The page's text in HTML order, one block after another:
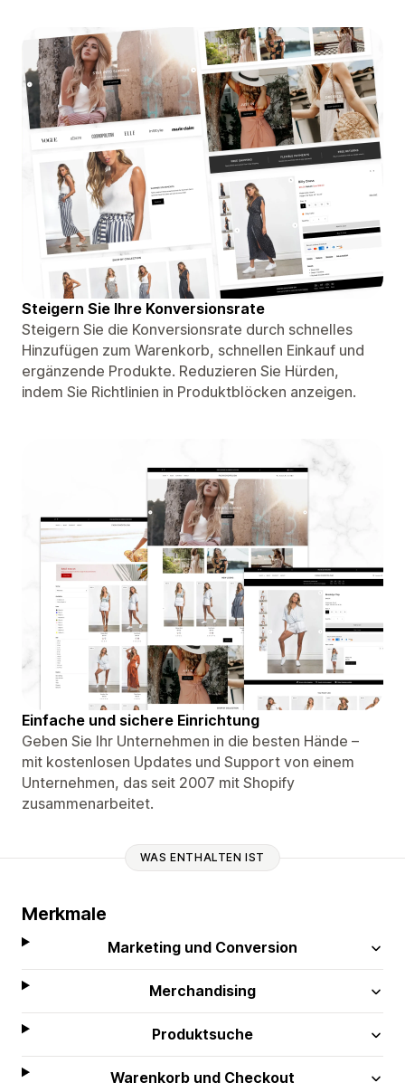
Steigern Sie Ihre Konversionsrate
Steigern Sie die Konversionsrate durch schnelles
Hinzufügen zum Warenkorb, schnellen Einkauf und
ergänzende Produkte. Reduzieren Sie Hürden,
indem Sie Richtlinien in Produktblöcken anzeigen.
Einfache und sichere Einrichtung
Geben Sie Ihr Unternehmen in die besten Hände –
mit kostenlosen Updates und Support von einem
Unternehmen, das seit 2007 mit Shopify
zusammenarbeitet.
WAS ENTHALTEN IST
Merkmale
Marketing und Conversion
Merchandising
Produktsuche
Warenkorb und Checkout